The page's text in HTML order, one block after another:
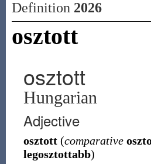
Definition 2026
osztott
osztott
Hungarian
Adjective
osztott (comparative
legosztottabb)